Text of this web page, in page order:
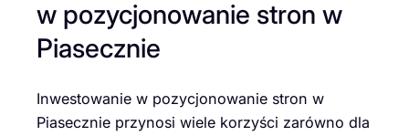
w pozycjonowanie stron w
Piasecznie
Inwestowanie w pozycjonowanie stron w
Piasecznie przynosi wiele korzyści zarówno dla